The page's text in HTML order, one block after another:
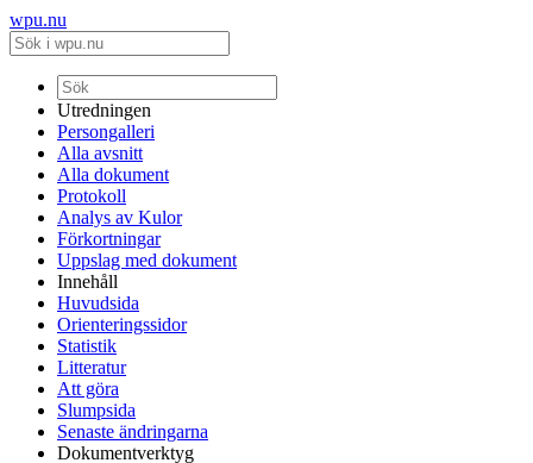
wpu.nu
Utredningen
Persongalleri
Alla avsnitt
Alla dokument
Protokoll
Analys av Kulor
Förkortningar
Uppslag med dokument
Innehåll
Huvudsida
Orienteringssidor
Statistik
Litteratur
Att göra
Slumpsida
Senaste ändringarna
Dokumentverktyg